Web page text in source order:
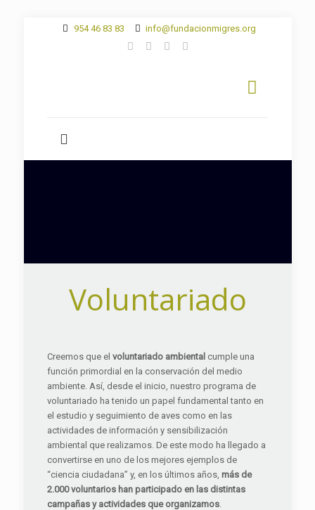
954 46 83 83 info@fundacionmigres.org
Voluntariado
Creemos que el voluntariado ambiental cumple una
función primordial en la conservación del medio
ambiente. Así, desde el inicio, nuestro programa de
voluntariado ha tenido un papel fundamental tanto en
el estudio y seguimiento de aves como en las
actividades de información y sensibilización
ambiental que realizamos. De este modo ha llegado a
convertirse en uno de los mejores ejemplos de
“ciencia ciudadana” y, en los últimos años, más de
2.000 voluntarios han participado en las distintas
campañas y actividades que organizamos.